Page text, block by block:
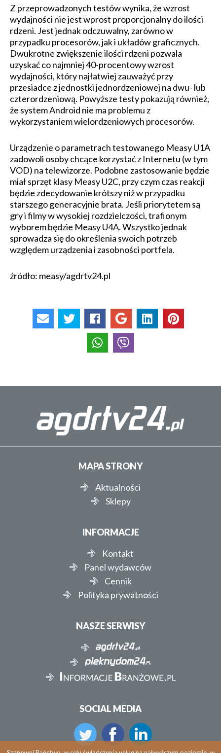
Z przeprowadzonych testów wynika, że wzrost
wydajności nie jest wprost proporcjonalny do ilości
rdzeni. Jest jednak odczuwalny, zarówno w
przypadku procesorów, jak i układów graficznych.
Dwukrotne zwiększenie ilości rdzeni pozwala
uzyskać co najmniej 40-procentowy wzrost
wydajności, który najłatwiej zauważyć przy
przesiadce z jednostki jednordzeniowej na dwu- lub
czterordzeniową. Powyższe testy pokazują również,
że system Android nie ma problemu z
wykorzystaniem wielordzeniowych procesorów.
Urządzenie o parametrach testowanego Measy U1A
zadowoli osoby chcące korzystać z Internetu (w tym
VOD) na telewizorze. Podobne zastosowanie będzie
miał sprzęt klasy Measy U2C, przy czym czas reakcji
będzie zdecydowanie krótszy niż w przypadku
starszego generacyjnie brata. Jeśli priorytetem są
gry i filmy w wysokiej rozdzielczości, trafionym
wyborem będzie Measy U4A. Wszystko jednak
sprowadza się do określenia swoich potrzeb
względem urządzenia i zasobności portfela.
źródło: measy/agdrtv24.pl
MAPA STRONY
Aktualności
Sklepy
INFORMACJE
Kontakt
Panel wydawców
Cennik
Polityka prywatności
NASZE SERWISY
SOCIAL MEDIA